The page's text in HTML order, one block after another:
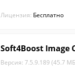
лов и работ.
Лицензия: Бесплатно
Soft4Boost Image
Версия: 7.5.9.189 (45.7